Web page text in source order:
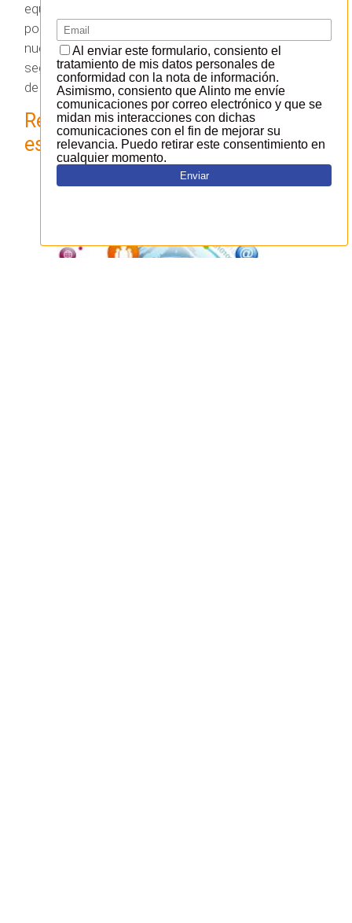
equipados para detectar nuevas amenazas lo antes
posible. Utilizamos esta experiencia para desarrollar
nuestras soluciones y mantener un nivel óptimo de
seguridad. Nuestros equipos también se encargan
de la externalización y el seguimiento.
Respuestas a las necesidades
específicas de sus clientes